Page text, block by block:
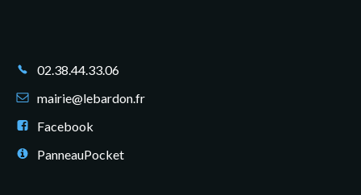
02.38.44.33.06
mairie@lebardon.fr
Facebook
PanneauPocket